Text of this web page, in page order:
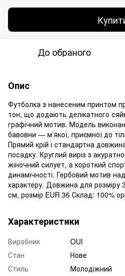
До обраного
Опис
Футболка з нанесеним принтом
тон, що додають делікатного
графічний мотив. Модель
бавовни — м’якої, приємної до
Прямий крій і стандартна
посадку. Круглий виріз з
жіночний силует, а короткий
динамічності. Гербовий мотив
характеру. Довжина для розміру
см, розмір EUR 36 Склад: 100%
Характеристики
Виробник
OUI
Стан
Нове
Стиль
Молодіжний